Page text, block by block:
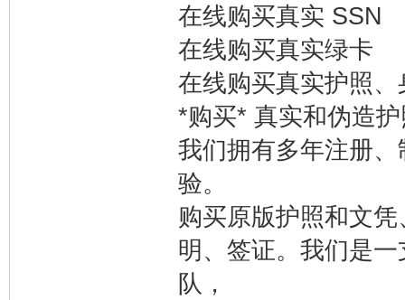
在线购买真实 SSN
在线购买真实绿卡
在线购买真实护照
*购买* 真实和伪造
我们拥有多年注册
验。
购买原版护照和文
明、签证。我们是
队，